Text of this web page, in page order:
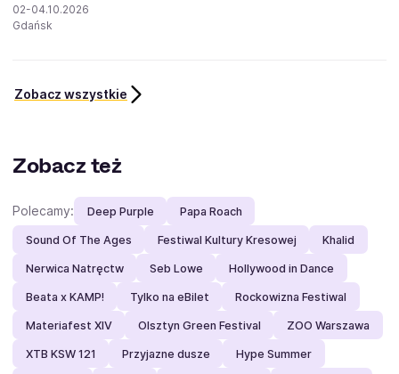
02-04.10.2026
Gdańsk
Zobacz wszystkie
Zobacz też
Polecamy: Deep Purple Papa Roach
Sound Of The Ages Festiwal Kultury Kresowej Khalid
Nerwica Natręctw Seb Lowe Hollywood in Dance
Beata x KAMP! Tylko na eBilet Rockowizna Festiwal
Materiafest XIV Olsztyn Green Festival ZOO Warszawa
XTB KSW 121 Przyjazne dusze Hype Summer